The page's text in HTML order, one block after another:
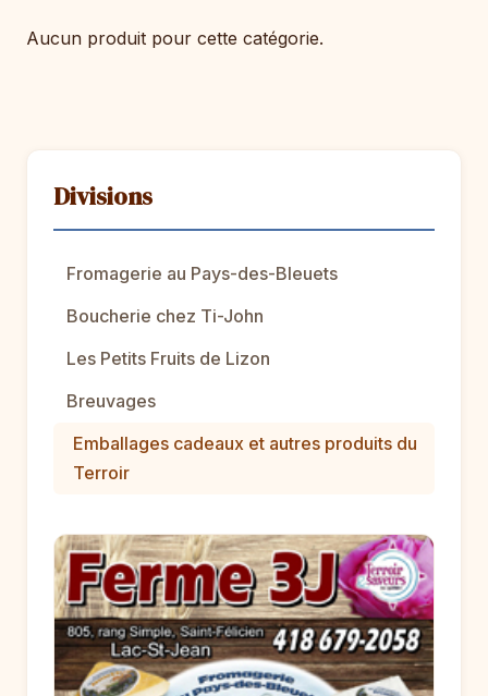
Aucun produit pour cette catégorie.
Divisions
Fromagerie au Pays-des-Bleuets
Boucherie chez Ti-John
Les Petits Fruits de Lizon
Breuvages
Emballages cadeaux et autres produits du
Terroir